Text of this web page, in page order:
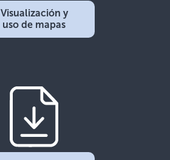
Visualización y
uso de mapas